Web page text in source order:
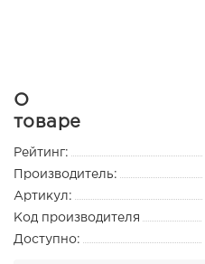
О
товаре
Рейтинг:
Производитель:
Артикул:
Код производителя
Доступно: